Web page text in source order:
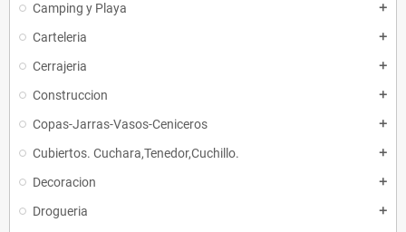
Camping y Playa add
Carteleria add
Cerrajeria add
Construccion add
Copas-Jarras-Vasos-Ceniceros add
Cubiertos. Cuchara,Tenedor,Cuchillo. add
Decoracion add
Drogueria add